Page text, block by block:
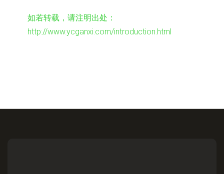
如若转载，请注明出处：
http://www.ycganxi.com/introduction.html